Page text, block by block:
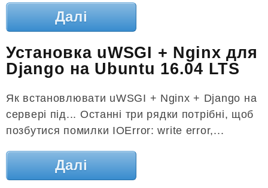
Далі
Установка uWSGI + Nginx для
Django на Ubuntu 16.04 LTS
Як встановлювати uWSGI + Nginx + Django на
сервері під... Останні три рядки потрібні, щоб
позбутися помилки IOError: write error,...
Далі